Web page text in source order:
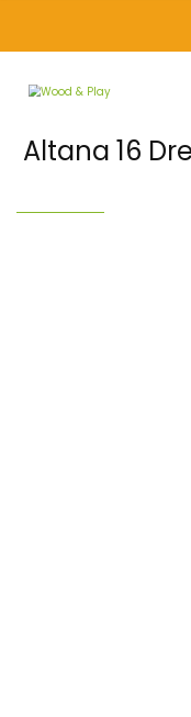
Altana 16